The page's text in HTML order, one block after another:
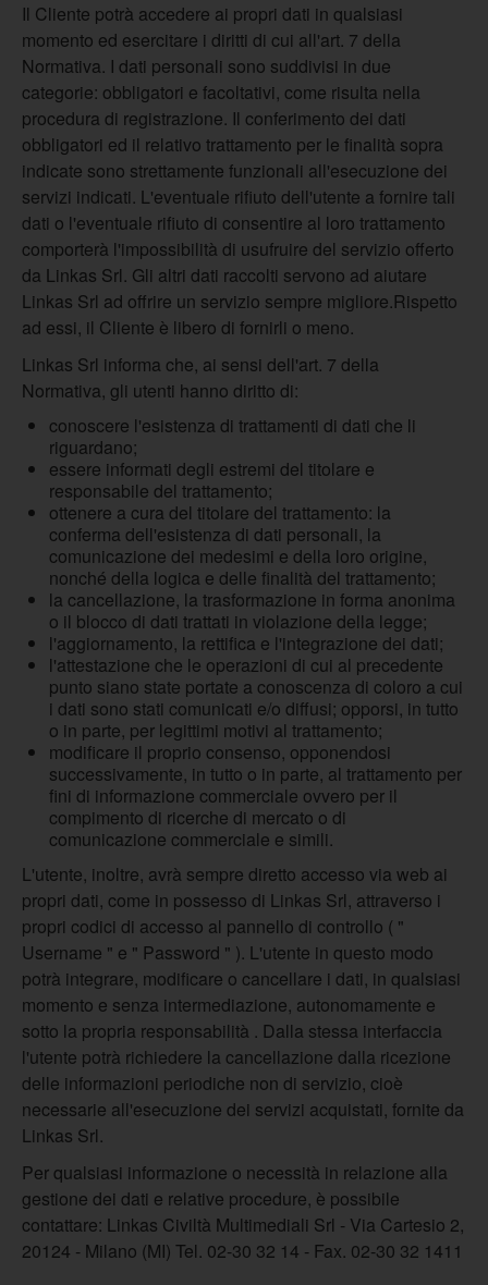
Il Cliente potrà accedere ai propri dati in qualsiasi
momento ed esercitare i diritti di cui all'art. 7 della
Normativa. I dati personali sono suddivisi in due
categorie: obbligatori e facoltativi, come risulta nella
procedura di registrazione. Il conferimento dei dati
obbligatori ed il relativo trattamento per le finalità sopra
indicate sono strettamente funzionali all'esecuzione dei
servizi indicati. L'eventuale rifiuto dell'utente a fornire tali
dati o l'eventuale rifiuto di consentire al loro trattamento
comporterà l'impossibilità di usufruire del servizio offerto
da Linkas Srl. Gli altri dati raccolti servono ad aiutare
Linkas Srl ad offrire un servizio sempre migliore.Rispetto
ad essi, il Cliente è libero di fornirli o meno.
Linkas Srl informa che, ai sensi dell'art. 7 della
Normativa, gli utenti hanno diritto di:
conoscere l'esistenza di trattamenti di dati che li
riguardano;
essere informati degli estremi del titolare e
responsabile del trattamento;
ottenere a cura del titolare del trattamento: la
conferma dell'esistenza di dati personali, la
comunicazione dei medesimi e della loro origine,
nonché della logica e delle finalità del trattamento;
la cancellazione, la trasformazione in forma anonima
o il blocco di dati trattati in violazione della legge;
l'aggiornamento, la rettifica e l'integrazione dei dati;
l'attestazione che le operazioni di cui al precedente
punto siano state portate a conoscenza di coloro a cui
i dati sono stati comunicati e/o diffusi; opporsi, in tutto
o in parte, per legittimi motivi al trattamento;
modificare il proprio consenso, opponendosi
successivamente, in tutto o in parte, al trattamento per
fini di informazione commerciale ovvero per il
compimento di ricerche di mercato o di
comunicazione commerciale e simili.
L'utente, inoltre, avrà sempre diretto accesso via web ai
propri dati, come in possesso di Linkas Srl, attraverso i
propri codici di accesso al pannello di controllo ( "
Username " e " Password " ). L'utente in questo modo
potrà integrare, modificare o cancellare i dati, in qualsiasi
momento e senza intermediazione, autonomamente e
sotto la propria responsabilità . Dalla stessa interfaccia
l'utente potrà richiedere la cancellazione dalla ricezione
delle informazioni periodiche non di servizio, cioè
necessarie all'esecuzione dei servizi acquistati, fornite da
Linkas Srl.
Per qualsiasi informazione o necessità in relazione alla
gestione dei dati e relative procedure, è possibile
contattare: Linkas Civiltà Multimediali Srl - Via Cartesio 2,
20124 - Milano (MI) Tel. 02-30 32 14 - Fax. 02-30 32 1411